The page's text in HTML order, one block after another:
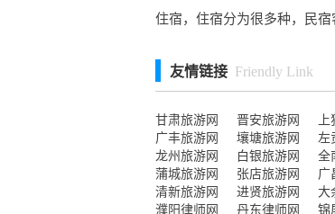
住宿，住宿分为很多种，民宿
友情链接 Friendly Link
甘肃旅游网 晋安旅游网
广丰旅游网
壤塘旅游网 左
龙州旅游网
白银旅游网 全
蒲城旅游网
张店旅游网 广
清新旅游网
进贤旅游网 大
濮阳律师网
丹东律师网 锦